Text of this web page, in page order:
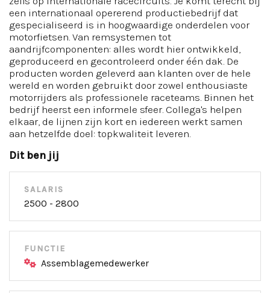
een internationaal opererend productiebedrijf dat
gespecialiseerd is in hoogwaardige onderdelen voor
motorfietsen. Van remsystemen tot
aandrijfcomponenten: alles wordt hier ontwikkeld,
geproduceerd en gecontroleerd onder één dak. De
producten worden geleverd aan klanten over de hele
wereld en worden gebruikt door zowel enthousiaste
motorrijders als professionele raceteams. Binnen het
bedrijf heerst een informele sfeer. Collega's helpen
elkaar, de lijnen zijn kort en iedereen werkt samen
aan hetzelfde doel: topkwaliteit leveren.
Dit ben jij
SALARIS
2500 - 2800
FUNCTIE
Assemblagemedewerker